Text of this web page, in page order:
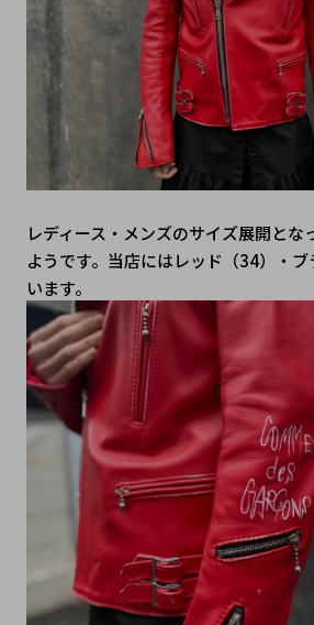
レディース・メンズのサイズ展開とな
ようです。当店にはレッド（34）・
います。